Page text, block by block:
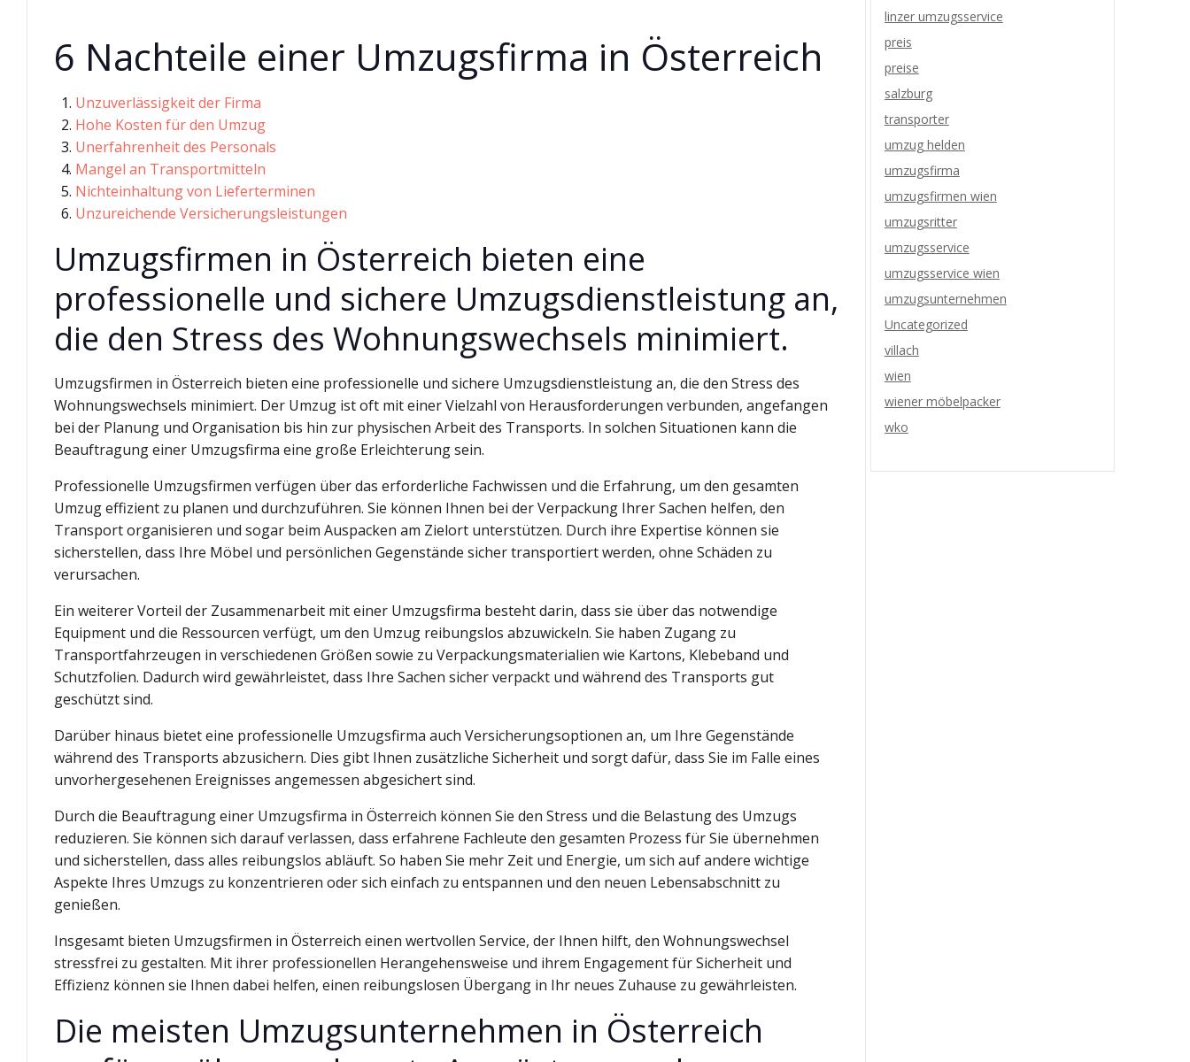
6 Nachteile einer Umzugsfirma in Österreich
Unzuverlässigkeit der Firma
Hohe Kosten für den Umzug
Unerfahrenheit des Personals
Mangel an Transportmitteln
Nichteinhaltung von Lieferterminen
Unzureichende Versicherungsleistungen
Umzugsfirmen in Österreich bieten eine
professionelle und sichere Umzugsdienstleistung an,
die den Stress des Wohnungswechsels minimiert.
Umzugsfirmen in Österreich bieten eine professionelle und sichere Umzugsdienstleistung an, die den Stress des
Wohnungswechsels minimiert. Der Umzug ist oft mit einer Vielzahl von Herausforderungen verbunden, angefangen
bei der Planung und Organisation bis hin zur physischen Arbeit des Transports. In solchen Situationen kann die
Beauftragung einer Umzugsfirma eine große Erleichterung sein.
Professionelle Umzugsfirmen verfügen über das erforderliche Fachwissen und die Erfahrung, um den gesamten
Umzug effizient zu planen und durchzuführen. Sie können Ihnen bei der Verpackung Ihrer Sachen helfen, den
Transport organisieren und sogar beim Auspacken am Zielort unterstützen. Durch ihre Expertise können sie
sicherstellen, dass Ihre Möbel und persönlichen Gegenstände sicher transportiert werden, ohne Schäden zu
verursachen.
Ein weiterer Vorteil der Zusammenarbeit mit einer Umzugsfirma besteht darin, dass sie über das notwendige
Equipment und die Ressourcen verfügt, um den Umzug reibungslos abzuwickeln. Sie haben Zugang zu
Transportfahrzeugen in verschiedenen Größen sowie zu Verpackungsmaterialien wie Kartons, Klebeband und
Schutzfolien. Dadurch wird gewährleistet, dass Ihre Sachen sicher verpackt und während des Transports gut
geschützt sind.
Darüber hinaus bietet eine professionelle Umzugsfirma auch Versicherungsoptionen an, um Ihre Gegenstände
während des Transports abzusichern. Dies gibt Ihnen zusätzliche Sicherheit und sorgt dafür, dass Sie im Falle eines
unvorhergesehenen Ereignisses angemessen abgesichert sind.
Durch die Beauftragung einer Umzugsfirma in Österreich können Sie den Stress und die Belastung des Umzugs
reduzieren. Sie können sich darauf verlassen, dass erfahrene Fachleute den gesamten Prozess für Sie übernehmen
und sicherstellen, dass alles reibungslos abläuft. So haben Sie mehr Zeit und Energie, um sich auf andere wichtige
Aspekte Ihres Umzugs zu konzentrieren oder sich einfach zu entspannen und den neuen Lebensabschnitt zu
genießen.
Insgesamt bieten Umzugsfirmen in Österreich einen wertvollen Service, der Ihnen hilft, den Wohnungswechsel
stressfrei zu gestalten. Mit ihrer professionellen Herangehensweise und ihrem Engagement für Sicherheit und
Effizienz können sie Ihnen dabei helfen, einen reibungslosen Übergang in Ihr neues Zuhause zu gewährleisten.
Die meisten Umzugsunternehmen in Österreich
linzer umzugsservice
preis
preise
salzburg
transporter
umzug helden
umzugsfirma
umzugsfirmen wien
umzugsritter
umzugsservice
umzugsservice wien
umzugsunternehmen
Uncategorized
villach
wien
wiener möbelpacker
wko